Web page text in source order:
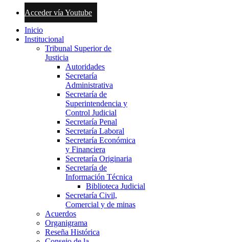
Acceder vía Youtube
Inicio
Institucional
Tribunal Superior de
Justicia
Autoridades
Secretaría
Administrativa
Secretaría de
Superintendencia y
Control Judicial
Secretaría Penal
Secretaría Laboral
Secretaría Económica
y Financiera
Secretaría Originaria
Secretaría de
Información Técnica
Biblioteca Judicial
Secretaría Civil,
Comercial y de minas
Acuerdos
Organigrama
Reseña Histórica